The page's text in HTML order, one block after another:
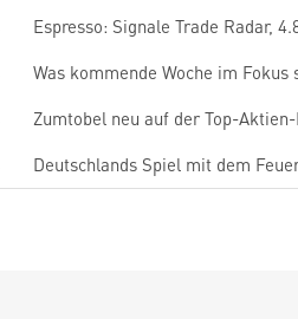
Espresso: Signale Trade Radar,
Was kommende Woche im Fokus
Zumtobel neu auf der Top-
Deutschlands Spiel mit dem